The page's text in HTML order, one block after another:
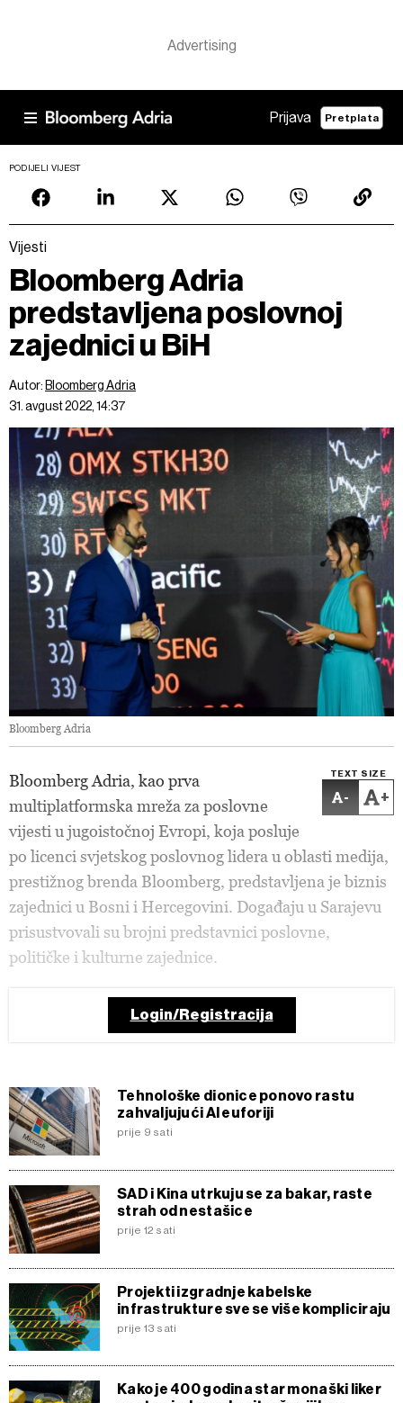
Prijava Pretplata
PODIJELI VIJEST
Vijesti
Bloomberg Adria
predstavljena poslovnoj
zajednici u BiH
Autor: Bloomberg Adria
31. avgust 2022, 14:37
Bloomberg Adria
TEXT SIZE
- +
Bloomberg Adria, kao prva
multiplatformska mreža za poslovne
vijesti u jugoistočnoj Evropi, koja posluje
po licenci svjetskog poslovnog lidera u oblasti medija,
prestižnog brenda Bloomberg, predstavljena je biznis
zajednici u Bosni i Hercegovini. Događaju u Sarajevu
prisustvovali su brojni predstavnici poslovne,
političke i kulturne zajednice.
Login/Registracija
Tehnološke dionice ponovo rastu
zahvaljujući AI euforiji
prije 9 sati
SAD i Kina utrkuju se za bakar, raste
strah od nestašice
prije 12 sati
Projekti izgradnje kabelske
infrastrukture sve se više kompliciraju
prije 13 sati
Kako je 400 godina star monaški liker